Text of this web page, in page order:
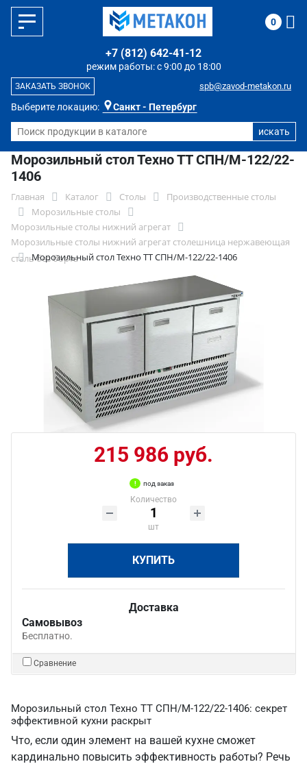
Выберите локацию: Санкт - Петербург
режим работы: с 9:00 до 18:00
+7 (812) 642-41-12
spb@zavod-metakon.ru
ЗАКАЗАТЬ ЗВОНОК
0
Морозильный стол Техно ТТ СПН/М-122/22-
1406
Главная Каталог Столы
Производственные столы
Морозильные столы
Морозильные столы нижний агрегат
Морозильные столы нижний агрегат столешница нержавеющая
сталь без борта
Морозильный стол Техно ТТ СПН/М-122/22-1406
215 986 руб.
под заказ
Количество
шт
КУПИТЬ
Доставка
Самовывоз
Бесплатно.
Сравнение
Морозильный стол Техно ТТ СПН/М-122/22-1406: секрет
эффективной кухни раскрыт
Что, если один элемент на вашей кухне сможет
кардинально повысить эффективность работы? Речь